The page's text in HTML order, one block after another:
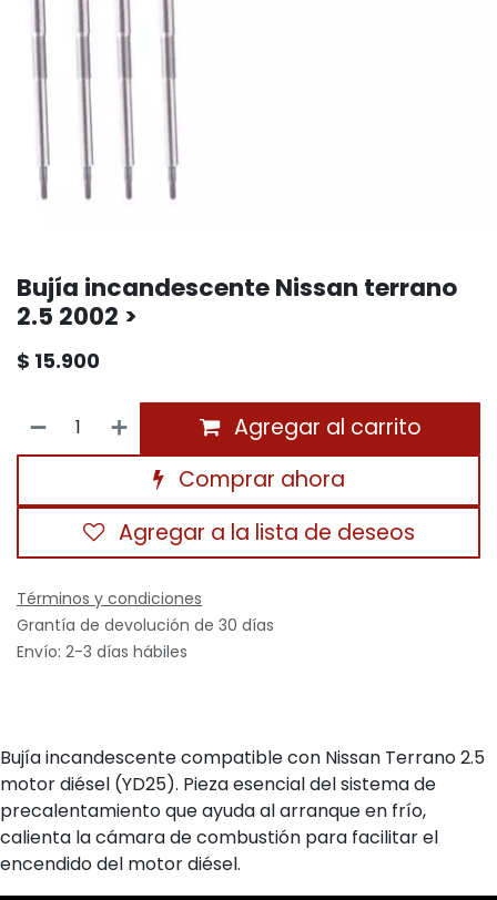
Bujía incandescente Nissan terrano
2.5 2002 >
$ 15.900
Agregar al carrito
Comprar ahora
Agregar a la lista de deseos
Términos y condiciones
Grantía de devolución de 30 días
Envío: 2-3 días hábiles
Bujía incandescente compatible con Nissan Terrano 2.5
motor diésel (YD25). Pieza esencial del sistema de
precalentamiento que ayuda al arranque en frío,
calienta la cámara de combustión para facilitar el
encendido del motor diésel.